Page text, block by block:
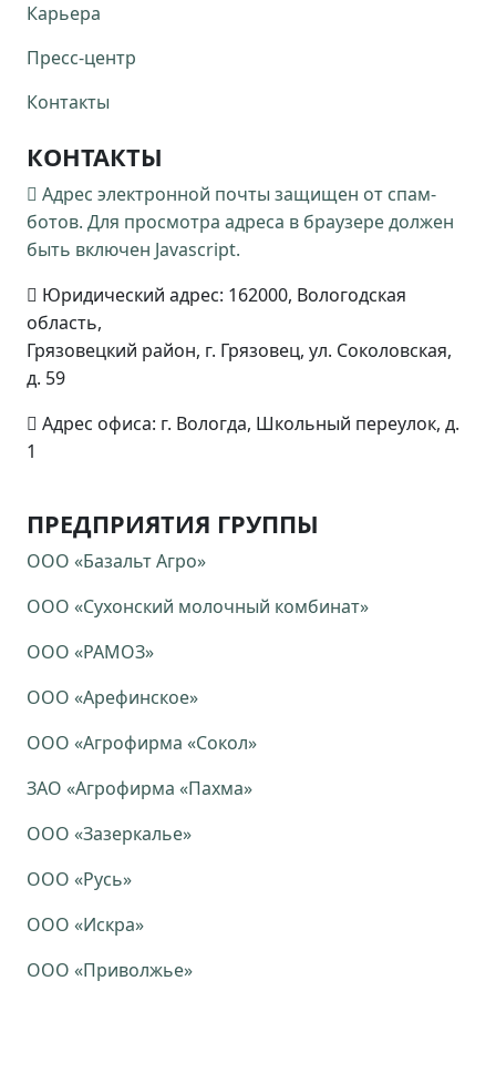
Карьера
Пресс-центр
Контакты
КОНТАКТЫ
Адрес электронной почты защищен от спам-
ботов. Для просмотра адреса в браузере должен
быть включен Javascript.
Юридический адрес: 162000, Вологодская
область,
Грязовецкий район, г. Грязовец, ул. Соколовская,
д. 59
Адрес офиса: г. Вологда, Школьный переулок, д.
1
ПРЕДПРИЯТИЯ ГРУППЫ
ООО «Базальт Агро»
ООО «Сухонский молочный комбинат»
ООО «РАМОЗ»
ООО «Арефинское»
ООО «Агрофирма «Сокол»
ЗАО «Агрофирма «Пахма»
ООО «Зазеркалье»
ООО «Русь»
ООО «Искра»
ООО «Приволжье»